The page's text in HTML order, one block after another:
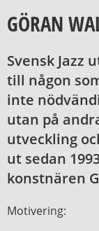
GÖRAN
Svensk Jazz
till någon
inte
utan på
utveckling
ut sedan
konstnären
Motivering: